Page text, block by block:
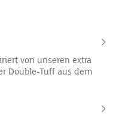
von unseren extra
Double-Tuff aus dem